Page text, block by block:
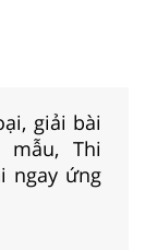
giải bài
mẫu, Thi
ngay ứng